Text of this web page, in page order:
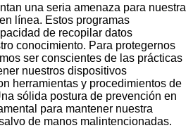
una seria amenaza para nuestra
línea. Estos programas
de recopilar datos
conocimiento. Para protegernos
ser conscientes de las prácticas
nuestros dispositivos
herramientas y procedimientos de
sólida postura de prevención en
para mantener nuestra
de manos malintencionadas.